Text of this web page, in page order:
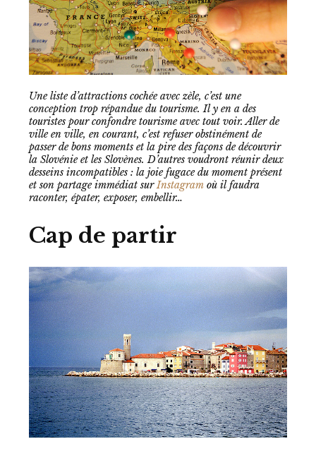
Une liste d’attractions cochée avec zèle, c’est une
conception trop répandue du tourisme. Il y en a des
touristes pour confondre tourisme avec tout voir. Aller de
ville en ville, en courant, c’est refuser obstinément de
passer de bons moments et la pire des façons de découvrir
la Slovénie et les Slovènes. D’autres voudront réunir deux
desseins incompatibles : la joie fugace du moment présent
et son partage immédiat surInstagram où il faudra
raconter, épater, exposer, embellir…
Cap de partir